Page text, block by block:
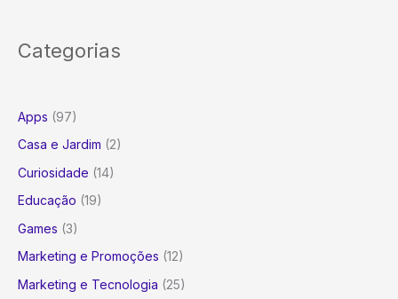
Categorias
Apps (97)
Casa e Jardim (2)
Curiosidade (14)
Educação (19)
Games (3)
Marketing e Promoções (12)
Marketing e Tecnologia (25)